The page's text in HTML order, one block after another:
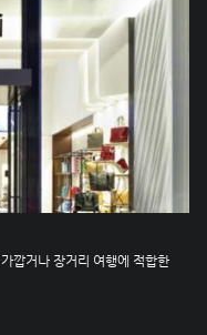
깝거나 장거리 여행에 적합한